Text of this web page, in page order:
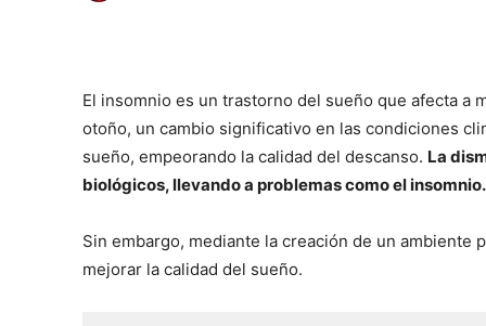
El insomnio es un trastorno del sueño que afecta a
otoño, un cambio significativo en las condiciones
sueño, empeorando la calidad del descanso. La
biológicos, llevando a problemas como el insomnio.
Sin embargo, mediante la creación de un
mejorar la calidad del sueño.